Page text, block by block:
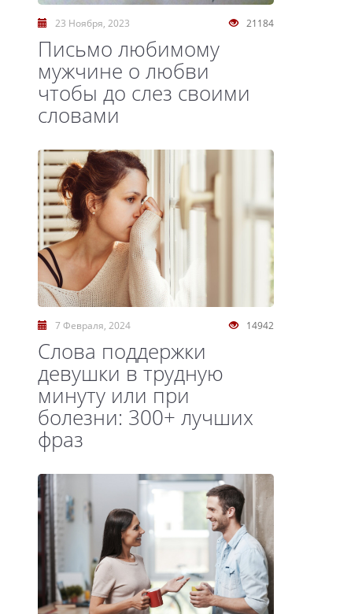
21184
23 Ноября, 2023
Письмо любимому
мужчине о любви
чтобы до слез своими
словами
14942
7 Февраля, 2024
Слова поддержки
девушки в трудную
минуту или при
болезни: 300+ лучших
фраз